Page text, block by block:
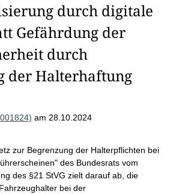
durch digitale
Gefährdung der
durch
der Halterhaftung
am 28.10.2024
zur Begrenzung der Halterpflichten bei
des Bundesrats vom
des §21 StVG zielt darauf ab, die
bei der